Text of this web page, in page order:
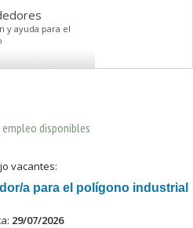
y ayuda para el
disponibles
vacantes:
a para el polígono industrial
29/07/2026